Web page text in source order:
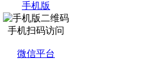
手机版
手机扫码访问
微信平台